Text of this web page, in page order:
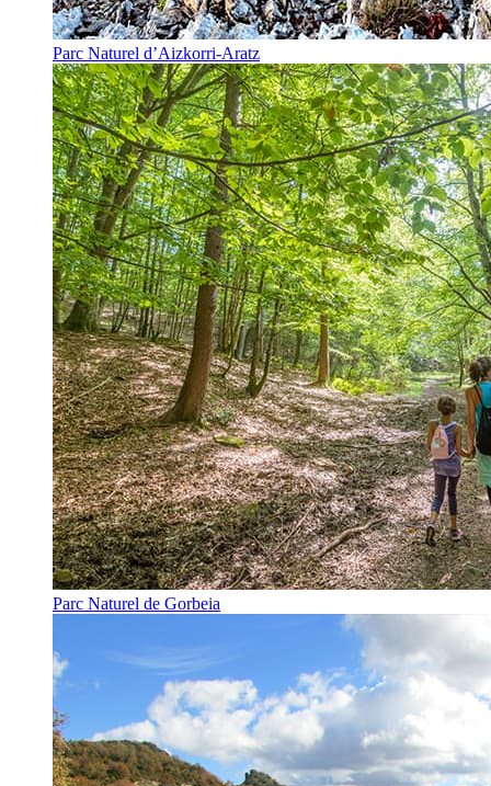
Parc Naturel d’Aizkorri-Aratz
Parc Naturel de Gorbeia